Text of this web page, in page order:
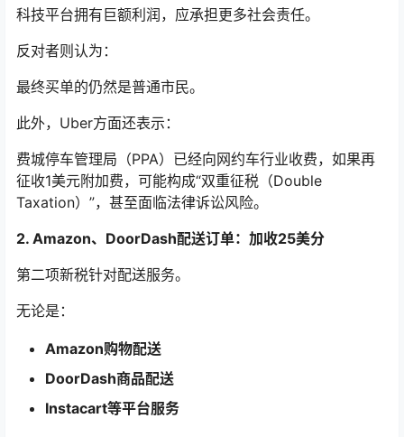
科技平台拥有巨额利润，应承担更多社会责任。
反对者则认为：
最终买单的仍然是普通市民。
此外，Uber方面还表示：
费城停车管理局（PPA）已经向网约车行业收费，如果再
征收1美元附加费，可能构成“双重征税（Double
Taxation）”，甚至面临法律诉讼风险。
2. Amazon、DoorDash配送订单：加收25美分
第二项新税针对配送服务。
无论是：
Amazon购物配送
DoorDash商品配送
Instacart等平台服务